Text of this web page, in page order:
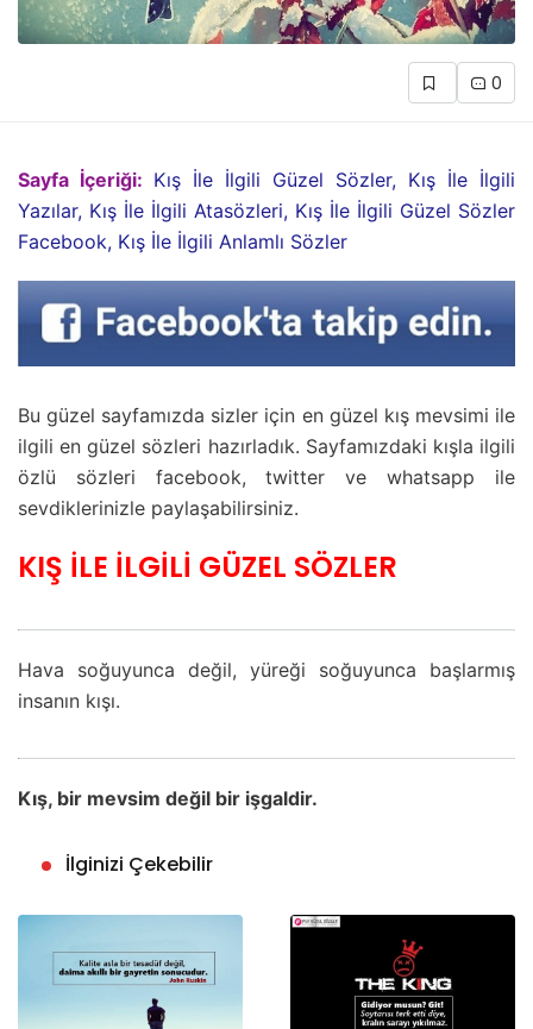
0
Sayfa İçeriği: Kış İle İlgili Güzel Sözler, Kış İle İlgili
Yazılar, Kış İle İlgili Atasözleri, Kış İle İlgili Güzel Sözler
Facebook, Kış İle İlgili Anlamlı Sözler
Bu güzel sayfamızda sizler için en güzel kış mevsimi ile
ilgili en güzel sözleri hazırladık. Sayfamızdaki kışla ilgili
özlü sözleri facebook, twitter ve whatsapp ile
sevdiklerinizle paylaşabilirsiniz.
KIŞ İLE İLGİLİ GÜZEL SÖZLER
Hava soğuyunca değil, yüreği soğuyunca başlarmış
insanın kışı.
Kış, bir mevsim değil bir işgaldir.
İlginizi Çekebilir